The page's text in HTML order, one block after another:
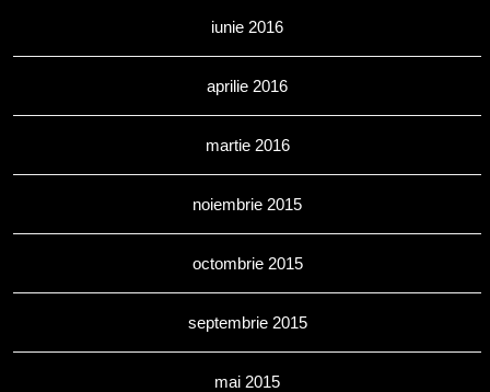
iunie 2016
aprilie 2016
martie 2016
noiembrie 2015
octombrie 2015
septembrie 2015
mai 2015